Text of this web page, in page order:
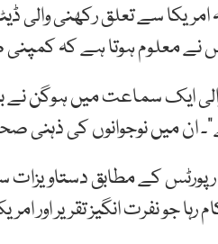
سے تعلق رکھنی والی
معلوم ہوتا ہے کہ کمپنی
ایک سماعت میں ہوگن نے
ان میں نوجوانوں کی
رپورٹس کے مطابق
رہا جو نفرت انگیز تقریر